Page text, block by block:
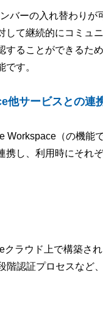
バーの入れ替わりが
して継続的にコミュ
することができるた
です。
他サービスとの連
Workspace（の機能
携し、利用時にそれ
クラウド上で構築さ
階認証プロセスなど